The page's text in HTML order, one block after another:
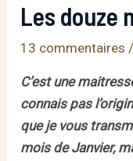
Les douze
13 commentaires
C’est une
connais pas
que je vous
mois de Janvier,